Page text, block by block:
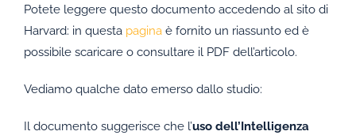
Potete leggere questo documento accedendo al sito di
Harvard: in questa paginaè fornito un riassunto ed è
possibile scaricare o consultare il PDF dell’articolo.
Vediamo qualche dato emerso dallo studio:
Il documento suggerisce che l’uso dell’Intelligenza